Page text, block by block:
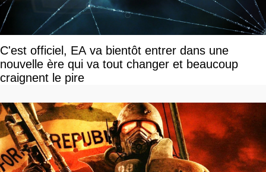
C'est officiel, EA va bientôt entrer dans une
nouvelle ère qui va tout changer et beaucoup
craignent le pire